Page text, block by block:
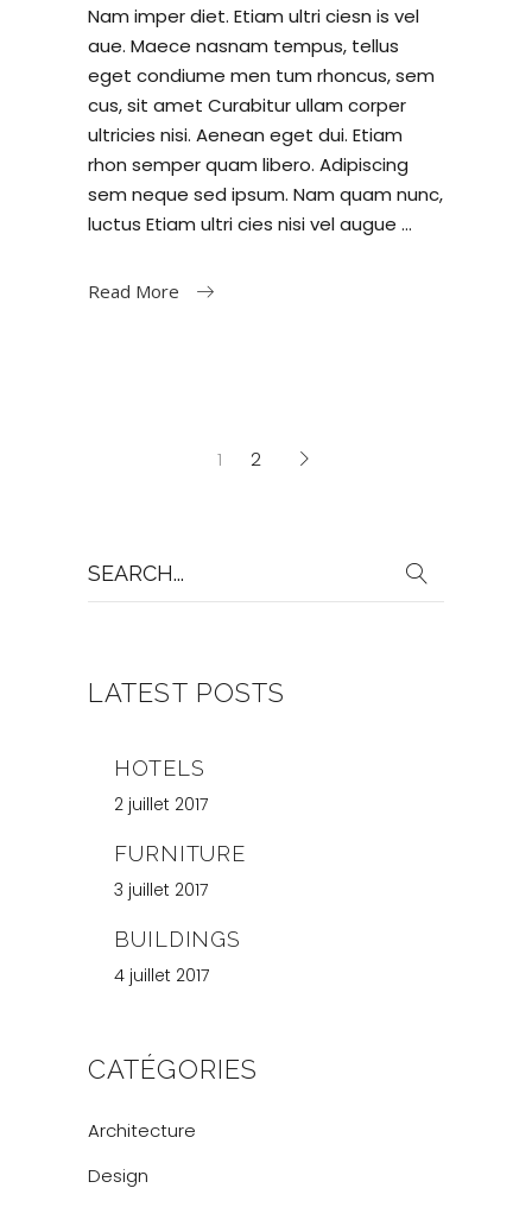
Nam imper diet. Etiam ultri ciesn is vel
aue. Maece nasnam tempus, tellus
eget condiume men tum rhoncus, sem
cus, sit amet Curabitur ullam corper
ultricies nisi. Aenean eget dui. Etiam
rhon semper quam libero. Adipiscing
sem neque sed ipsum. Nam quam nunc,
luctus Etiam ultri cies nisi vel augue
Read More
1 2
for:
LATEST POSTS
HOTELS
2 juillet 2017
FURNITURE
3 juillet 2017
BUILDINGS
4 juillet 2017
CATÉGORIES
Architecture
Design